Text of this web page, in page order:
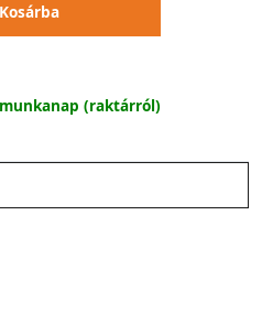
Kosárba
(raktárról)